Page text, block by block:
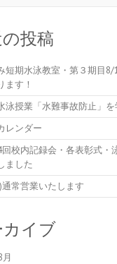
投稿
短期水泳教室・第３期目8/
ます！
泳授業「水難事故防止」を
レンダー
回校内記録会・各表彰式・
ました
常営業いたします
カイブ